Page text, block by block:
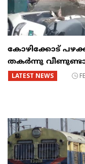
കോഴിക്കോട്
തകർന്നു
LATEST NEWS